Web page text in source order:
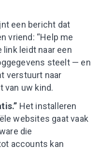
een bericht dat
vriend: “Help me
link leidt naar een
steelt — en
verstuurt naar
van uw kind.
Het installeren
websites gaat vaak
die
accounts kan